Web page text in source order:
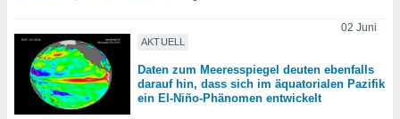
jederzeit
Sie
Rand
AKTUELL
02 Juni
Daten zum Meeresspiegel deuten ebenfalls
darauf hin, dass sich im äquatorialen Pazifik
ein El-Niño-Phänomen entwickelt